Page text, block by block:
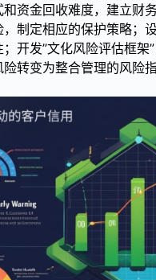
资金回收难度，建立财
制定相应的保护策略；
开发”文化风险评估框
转变为整合管理的风险指